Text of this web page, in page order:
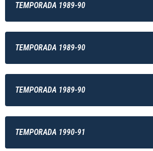
TEMPORADA 1989-90
TEMPORADA 1989-90
TEMPORADA 1989-90
TEMPORADA 1990-91